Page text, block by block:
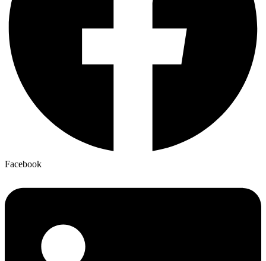
Facebook